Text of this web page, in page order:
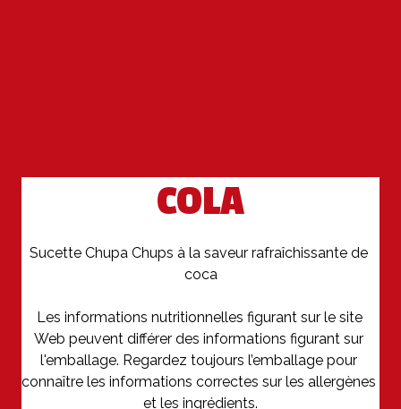
COLA
Sucette Chupa Chups à la saveur rafraîchissante de
coca
Les informations nutritionnelles figurant sur le site
Web peuvent différer des informations figurant sur
l'emballage. Regardez toujours l’emballage pour
connaître les informations correctes sur les allergènes